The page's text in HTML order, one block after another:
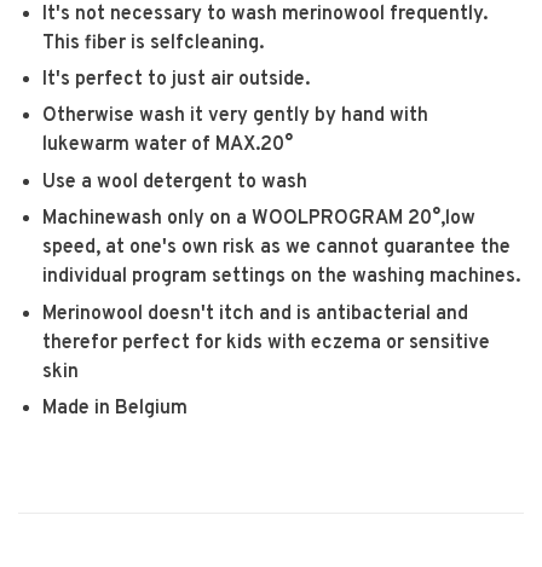
It's not necessary to wash merinowool frequently.
This fiber is selfcleaning.
It's perfect to just air outside.
Otherwise wash it very gently by hand with
lukewarm water of MAX.20°
Use a wool detergent to wash
Machinewash only on a WOOLPROGRAM 20°,low
speed, at one's own risk as we cannot guarantee the
individual program settings on the washing machines.
Merinowool doesn't itch and is antibacterial and
therefor perfect for kids with eczema or sensitive
skin
Made in Belgium